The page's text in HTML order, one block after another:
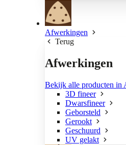
Afwerkingen
Terug
Afwerkingen
Bekijk alle producten in
3D fineer
Dwarsfineer
Geborsteld
Gerookt
Geschuurd
UV gelakt